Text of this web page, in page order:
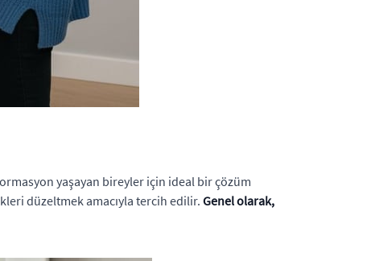
yaşayan bireyler için ideal bir çözüm
düzeltmek amacıyla tercih edilir. Genel olarak,